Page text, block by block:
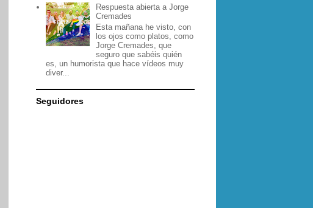
Respuesta abierta a Jorge
Cremades
Esta mañana he visto, con
los ojos como platos, como
Jorge Cremades, que
seguro que sabéis quién
es, un humorista que hace vídeos muy
diver...
Seguidores